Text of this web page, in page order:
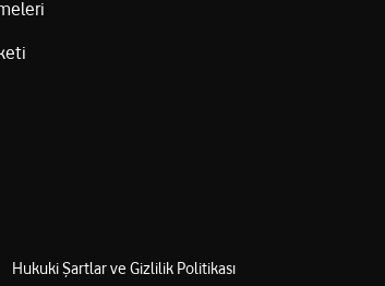
Hukuki Şartlar ve Gizlilik Politikası